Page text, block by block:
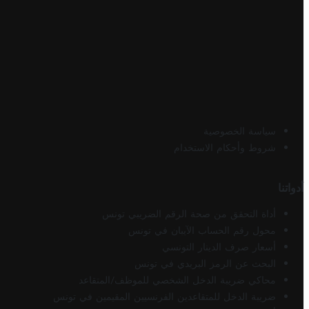
سياسة الخصوصية
شروط وأحكام الاستخدام
أدواتنا
أداة التحقق من صحة الرقم الضريبي تونس
محول رقم الحساب الآيبان في تونس
أسعار صرف الدينار التونسي
البحث عن الرمز البريدي في تونس
محاكي ضريبة الدخل الشخصي للموظف/المتقاعد
ضريبة الدخل للمتقاعدين الفرنسيين المقيمين في تونس